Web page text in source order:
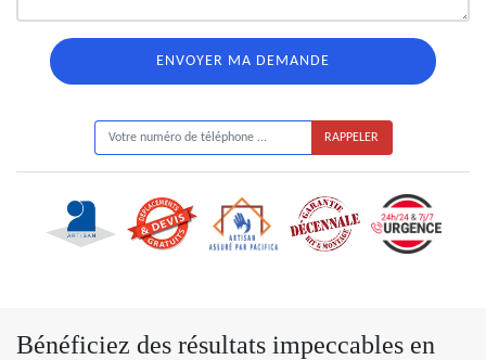
Bénéficiez des résultats impeccables en